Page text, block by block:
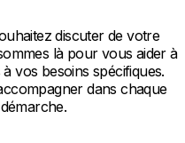
discuter de votre
là pour vous aider à
vos besoins spécifiques.
dans chaque